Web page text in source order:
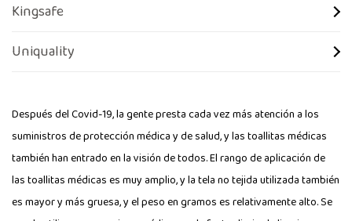
Después del Covid-19, la gente presta cada vez más atención a los
suministros de protección médica y de salud, y las toallitas médicas
también han entrado en la visión de todos. El rango de aplicación de
las toallitas médicas es muy amplio, y la tela no tejida utilizada también
es mayor y más gruesa, y el peso en gramos es relativamente alto. Se
Kingsafe
Uniquality